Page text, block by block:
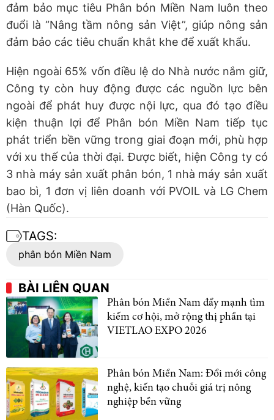
đảm bảo mục tiêu Phân bón Miền Nam luôn theo
đuổi là “Nâng tầm nông sản Việt”, giúp nông sản
đảm bảo các tiêu chuẩn khắt khe để xuất khẩu.
Hiện ngoài 65% vốn điều lệ do Nhà nước nắm giữ,
Công ty còn huy động được các nguồn lực bên
ngoài để phát huy được nội lực, qua đó tạo điều
kiện thuận lợi để Phân bón Miền Nam tiếp tục
phát triển bền vững trong giai đoạn mới, phù hợp
với xu thế của thời đại. Được biết, hiện Công ty có
3 nhà máy sản xuất phân bón, 1 nhà máy sản xuất
bao bì, 1 đơn vị liên doanh với PVOIL và LG Chem
(Hàn Quốc).
TAGS:
phân bón Miền Nam
BÀI LIÊN QUAN
Phân bón Miền Nam đẩy mạnh tìm
kiếm cơ hội, mở rộng thị phần tại
VIETLAO EXPO 2026
Phân bón Miền Nam: Đổi mới công
nghệ, kiến tạo chuỗi giá trị nông
nghiệp bền vững